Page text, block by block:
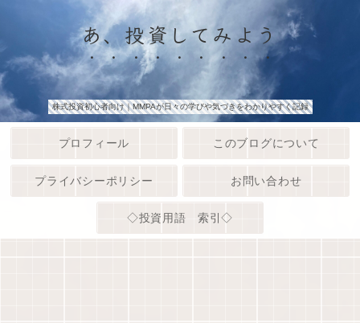
あ、投資してみよう
株式投資初心者向け｜MMPAが日々の学びや気づきをわかりやすく記録
プロフィール このブログについて
プライバシーポリシー お問い合わせ
◇投資用語 索引◇